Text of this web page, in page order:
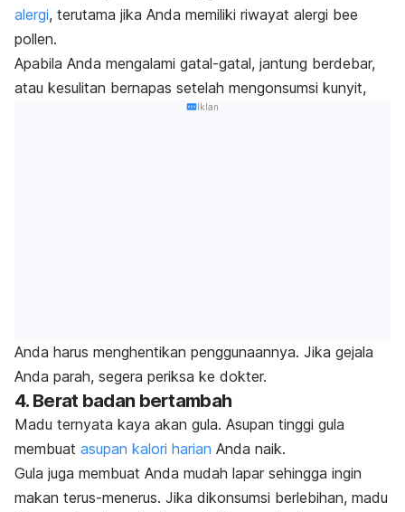
alergi, terutama jika Anda memiliki riwayat alergi bee
pollen.
Apabila Anda mengalami gatal-gatal, jantung berdebar,
atau kesulitan bernapas setelah mengonsumsi kunyit,
Iklan
Anda harus menghentikan penggunaannya. Jika gejala
Anda parah, segera periksa ke dokter.
4. Berat badan bertambah
Madu ternyata kaya akan gula. Asupan tinggi gula
membuat asupan kalori harian Anda naik.
Gula juga membuat Anda mudah lapar sehingga ingin
makan terus-menerus. Jika dikonsumsi berlebihan, madu